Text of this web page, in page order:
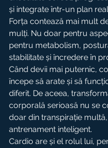
și integrate într-un plan
Forța contează mai mult
mulți. Nu doar pentru
pentru metabolism,
stabilitate și încredere în
Când devii mai puternic,
începe să arate și să
diferit. De aceea,
corporală serioasă nu se
doar din transpirație
antrenament inteligent.
Cardio are și el rolul lui,